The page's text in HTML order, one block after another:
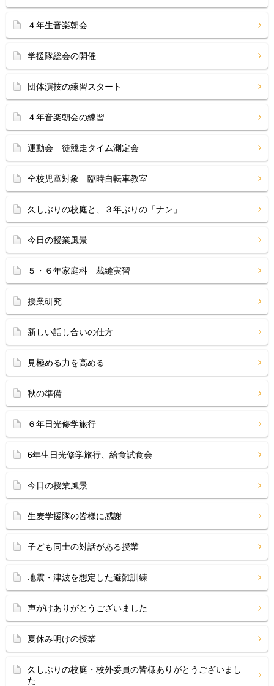
４年生音楽朝会
学援隊総会の開催
団体演技の練習スタート
４年音楽朝会の練習
運動会 徒競走タイム測定会
全校児童対象 臨時自転車教室
久しぶりの校庭と、３年ぶりの「ナン」
今日の授業風景
５・６年家庭科 裁縫実習
授業研究
新しい話し合いの仕方
見極める力を高める
秋の準備
６年日光修学旅行
6年生日光修学旅行、給食試食会
今日の授業風景
生麦学援隊の皆様に感謝
子ども同士の対話がある授業
地震・津波を想定した避難訓練
声がけありがとうございました
夏休み明けの授業
久しぶりの校庭・校外委員の皆様ありがとうございまし
た